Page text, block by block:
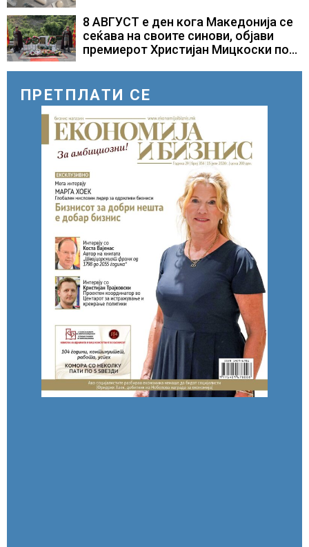
само лекови што навистина им се
потребни
8 АВГУСТ е ден кога Македонија се
сеќава на своите синови, објави
премиерот Христијан Мицкоски по
прилепски бранители
ПРЕТПЛАТИ СЕ